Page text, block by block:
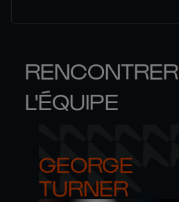
RENCONTRER
L'ÉQUIPE
GEORGE
TURNER